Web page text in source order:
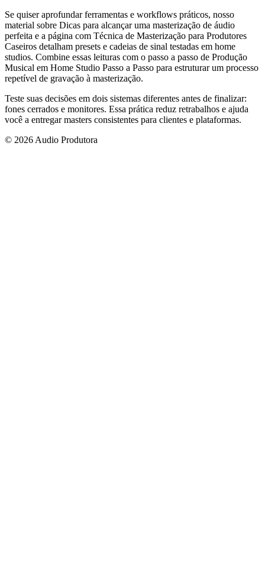
Se quiser aprofundar ferramentas e workflows práticos, nosso
material sobre Dicas para alcançar uma masterização de áudio
perfeita e a página com Técnica de Masterização para Produtores
Caseiros detalham presets e cadeias de sinal testadas em home
studios. Combine essas leituras com o passo a passo de Produção
Musical em Home Studio Passo a Passo para estruturar um processo
repetível de gravação à masterização.
Teste suas decisões em dois sistemas diferentes antes de finalizar:
fones cerrados e monitores. Essa prática reduz retrabalhos e ajuda
você a entregar masters consistentes para clientes e plataformas.
© 2026 Audio Produtora